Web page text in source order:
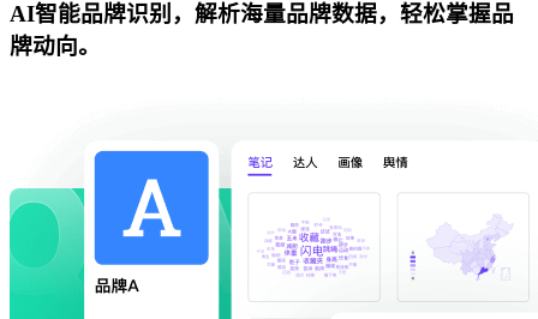
AI智能品牌识别，解析海量品牌数据，轻松掌握品
牌动向。